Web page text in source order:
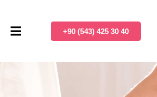
+90 (543) 425 30 40